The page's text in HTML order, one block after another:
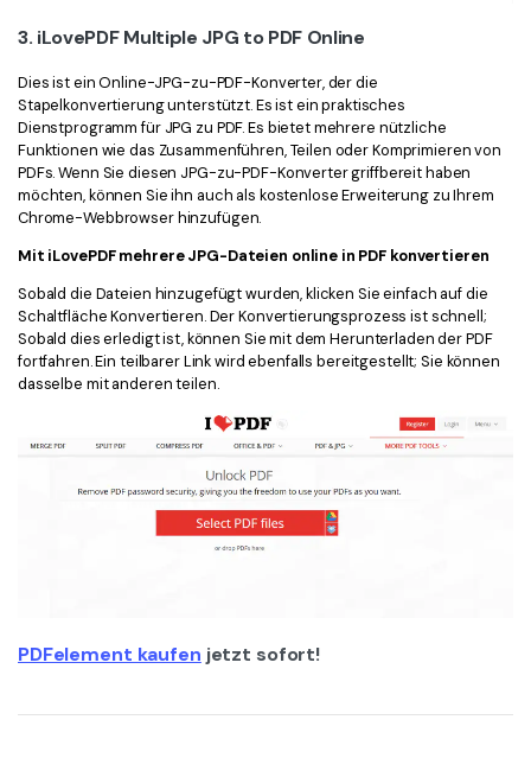
3. iLovePDF Multiple JPG to PDF Online
Dies ist ein Online-JPG-zu-PDF-Konverter, der die
Stapelkonvertierung unterstützt. Es ist ein praktisches
Dienstprogramm für JPG zu PDF. Es bietet mehrere nützliche
Funktionen wie das Zusammenführen, Teilen oder Komprimieren von
PDFs. Wenn Sie diesen JPG-zu-PDF-Konverter griffbereit haben
möchten, können Sie ihn auch als kostenlose Erweiterung zu Ihrem
Chrome-Webbrowser hinzufügen.
Mit iLovePDF mehrere JPG-Dateien online in PDF konvertieren
Sobald die Dateien hinzugefügt wurden, klicken Sie einfach auf die
Schaltfläche Konvertieren. Der Konvertierungsprozess ist schnell;
Sobald dies erledigt ist, können Sie mit dem Herunterladen der PDF
fortfahren. Ein teilbarer Link wird ebenfalls bereitgestellt; Sie können
dasselbe mit anderen teilen.
PDFelement kaufen jetzt sofort!